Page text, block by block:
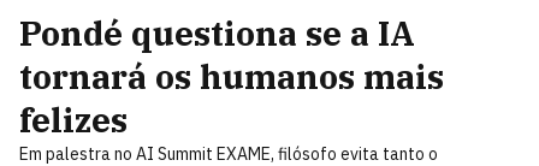
Pondé questiona se a IA
tornará os humanos mais
felizes
Em palestra no AI Summit EXAME, filósofo evita tanto o